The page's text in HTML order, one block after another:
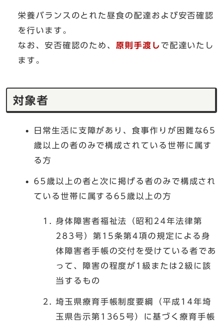
栄養バランスのとれた昼食の配達および安否確認
を行います。
なお、安否確認のため、原則手渡し で配達いたし
ます。
対象者
日常生活に支障があり、食事作りが困難な65
歳以上の者のみで構成されている世帯に属す
る方
65歳以上の者と次に掲げる者のみで構成され
ている世帯に属する65歳以上の方
身体障害者福祉法（昭和24年法律第
283号）第15条第4項の規定による身
体障害者手帳の交付を受けている者であ
って、障害の程度が1級または2級に該
当するもの
埼玉県療育手帳制度要綱（平成14年埼
玉県告示第1365号）に基づく療育手帳